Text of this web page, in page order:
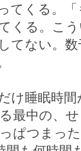
てくる。「
くる。こ
てない。数
け睡眠時間
最中の、
ぱつまっ